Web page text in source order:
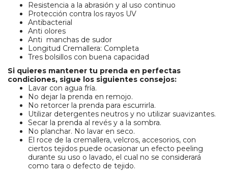
Resistencia a la abrasión y al uso continuo
Protección contra los rayos UV
Antibacterial
Anti olores
Anti manchas de sudor
Longitud Cremallera: Completa
Tres bolsillos con buena capacidad
Si quieres mantener tu prenda en perfectas
condiciones, sigue los siguientes consejos:
Lavar con agua fría.
No dejar la prenda en remojo.
No retorcer la prenda para escurrirla.
Utilizar detergentes neutros y no utilizar suavizantes.
Secar la prenda al revés y a la sombra.
No planchar. No lavar en seco.
El roce de la cremallera, velcros, accesorios, con
ciertos tejidos puede ocasionar un efecto peeling
durante su uso o lavado, el cual no se considerará
como tara o defecto de tejido.